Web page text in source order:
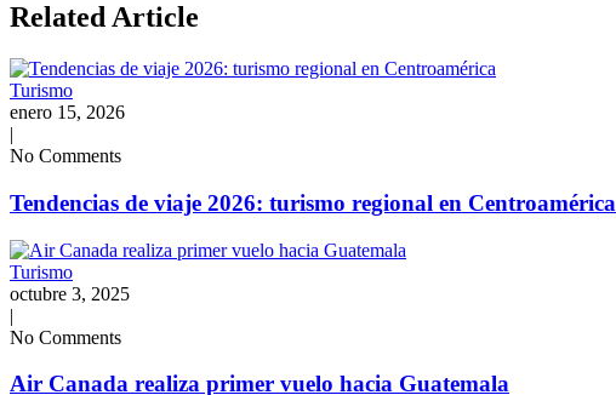
Related Article
Turismo
enero 15, 2026
|
No Comments
Tendencias de viaje 2026: turismo regional en Centroamérica
Turismo
octubre 3, 2025
|
No Comments
Air Canada realiza primer vuelo hacia Guatemala